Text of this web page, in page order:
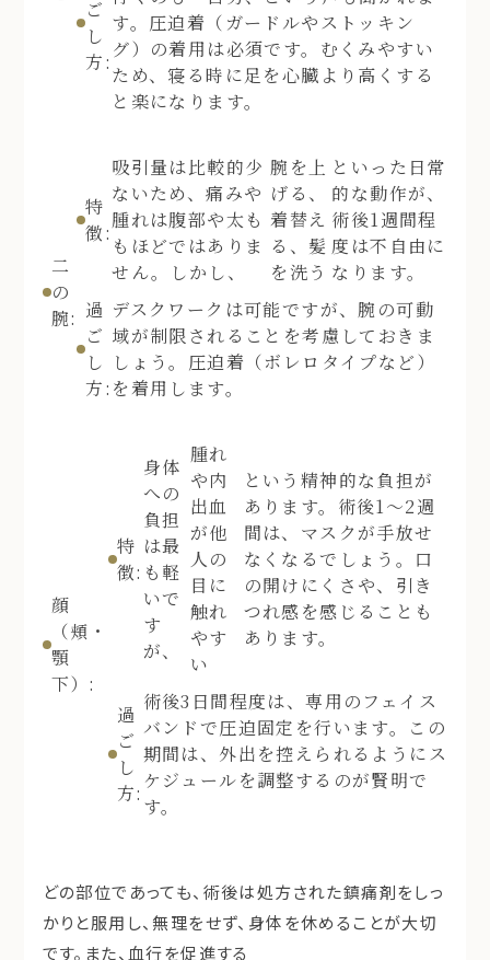
ご
し
方:
す。圧迫着（ガードルやストッキン
グ）の着用は必須です。むくみやすい
ため、寝る時に足を心臓より高くする
と楽になります。
二
の
腕:
特
徴:
吸引量は比較的少
ないため、痛みや
腫れは腹部や太も
もほどではありま
せん。しかし、
腕を上
げる、
着替え
る、髪
を洗う
といった日常
的な動作が、
術後1週間程
度は不自由に
なります。
過
ご
し
方:
デスクワークは可能ですが、腕の可動
域が制限されることを考慮しておきま
しょう。圧迫着（ボレロタイプなど）
を着用します。
顔
（頬・
顎
下）:
特
徴:
身体
への
負担
は最
も軽
いで
す
が、
腫れ
や内
出血
が他
人の
目に
触れ
やす
い
という精神的な負担が
あります。術後1〜2週
間は、マスクが手放せ
なくなるでしょう。口
の開けにくさや、引き
つれ感を感じることも
あります。
過
ご
し
方:
術後3日間程度は、専用のフェイス
バンドで圧迫固定を行います。この
期間は、外出を控えられるようにス
ケジュールを調整するのが賢明で
す。
どの部位であっても、術後は処方された鎮痛剤をしっ
かりと服用し、無理をせず、身体を休めることが大切
です。また、血行を促進する